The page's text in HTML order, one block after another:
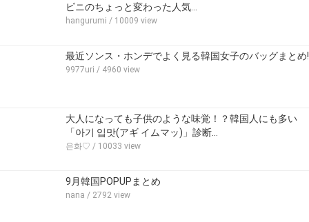
ビニのちょっと変わった人気…
hangurumi / 10009 view
最近ソンス・ホンデでよく見る韓国女子のバッグまとめ!
9977uri / 4960 view
大人になっても子供のような味覚！？韓国人にも多い
「아기 입맛(アギ イムマッ)」診断…
은화♡ / 10033 view
9月韓国POPUPまとめ
nana / 2792 view